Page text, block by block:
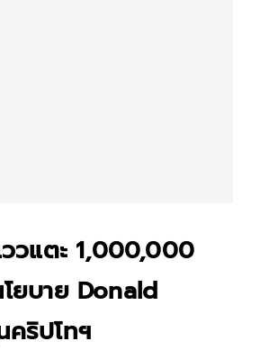
วแตะ 1,000,000
ยบาย Donald
ริปโทฯ